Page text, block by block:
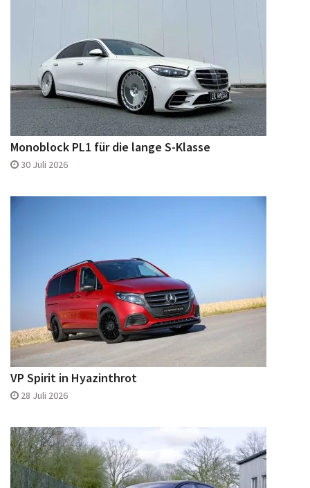
Monoblock PL1 für die lange S-Klasse
30 Juli 2026
VP Spirit in Hyazinthrot
28 Juli 2026